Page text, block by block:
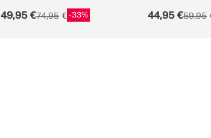
49,95 74,95 33 44,95 59,95